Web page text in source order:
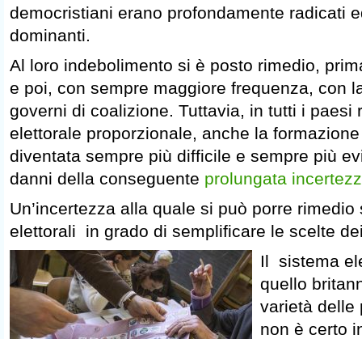
democristiani erano profondamente radicati
dominanti.
Al loro indebolimento si è posto rimedio,
e poi, con sempre maggiore frequenza, con
governi di coalizione. Tuttavia, in tutti i paesi
elettorale proporzionale, anche la
diventata sempre più difficile e sempre più
danni della conseguente prolungata
Un’incertezza alla quale si può porre
elettorali in grado di semplificare le scelte
Il sistema
quello
varietà delle
non è certo